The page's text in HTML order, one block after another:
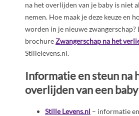
na het overlijden van je baby is niet
nemen. Hoe maak je deze keuze en
worden in je nieuwe zwangerschap?
brochureZwangerschap na het
Stillelevens.nl.
Informatie en steun na
overlijden van een baby
Stille Levens.nl – informatie